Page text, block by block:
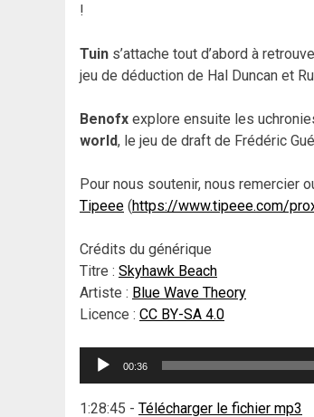
!
Tuin s’attache tout d’abord à
jeu de déduction de Hal Duncan et
Benofx explore ensuite les
world, le jeu de draft de Frédéric
Pour nous soutenir, nous remercier
Tipeee (https://www.tipeee.com/
Crédits du générique
Titre : Skyhawk Beach
Artiste : Blue Wave Theory
Licence : CC BY-SA 4.0
Lecteur
00:36
1:28:45 - Télécharger le fichier mp3